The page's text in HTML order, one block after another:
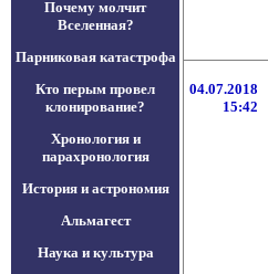
Почему молчит
Вселенная?
Парниковая катастрофа
Кто перым провел
клонирование?
Хронология и
парахронология
История и астрономия
Альмагест
Наука и культура
04.07.2018
15:42